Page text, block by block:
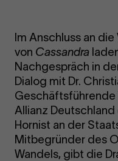
Im Anschluss an
von Cassandra
Nachgespräch in
Dialog mit Dr.
Geschäftsführende
Allianz Deutschland
Hornist an der
Mitbegründer des
Wandels, gibt die